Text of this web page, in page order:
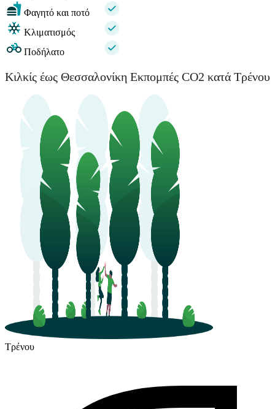
Φαγητό και ποτό
Κλιματισμός
Ποδήλατο
Κιλκίς έως Θεσσαλονίκη Εκπομπές CO2 κατά Τρένου
Τρένου